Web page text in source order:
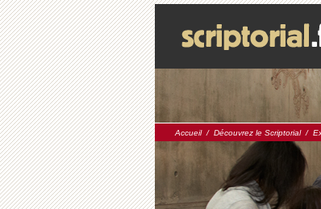
Accueil/ Découvrez le Scriptorial/